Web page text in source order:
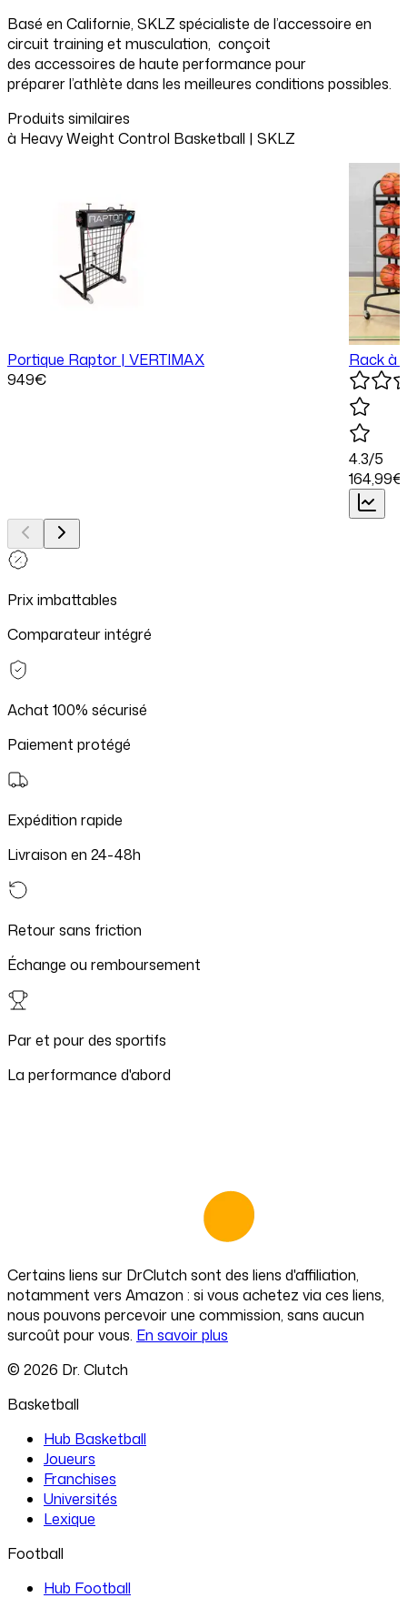
Basé en Californie, SKLZ spécialiste de l’accessoire en
circuit training et musculation, conçoit
des accessoires de haute performance pour
préparerl’athlète dans les meilleures conditions possibles.
Produits similaires
à Heavy Weight Control Basketball | SKLZ
Portique Raptor | VERTIMAX
949€
Rack à
4.3/5
164,99€
Prix imbattables
Comparateur intégré
Achat 100% sécurisé
Paiement protégé
Expédition rapide
Livraison en 24-48h
Retour sans friction
Échange ou remboursement
Par et pour des sportifs
La performance d'abord
Certains liens sur DrClutch sont des liens d'affiliation,
notamment vers Amazon : si vous achetez via ces liens,
nous pouvons percevoir une commission, sans aucun
surcoût pour vous. En savoir plus
© 2026 Dr. Clutch
Basketball
Hub Basketball
Joueurs
Franchises
Universités
Lexique
Football
Hub Football